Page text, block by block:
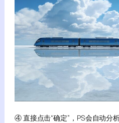
④ 直接点击“确定”，PS会自动分